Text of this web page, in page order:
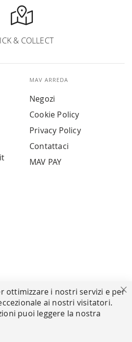
& COLLECT
MAV ARREDA
Negozi
Cookie Policy
Privacy Policy
Contattaci
MAV PAY
ottimizzare i nostri servizi e per
ai nostri visitatori.
puoi leggere la nostra